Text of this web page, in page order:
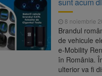
7 august 2026
Trafic blocat
medicale
8 august 2026 Se schimbă
8 noiembrie
Brandul
de vehicule
e-Mobility
în România.
ulterior va fi